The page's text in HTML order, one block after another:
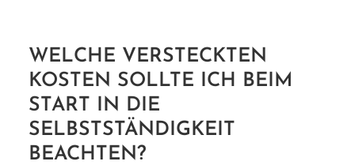
WELCHE VERSTECKTEN
KOSTEN SOLLTE ICH BEIM
START IN DIE
SELBSTSTÄNDIGKEIT
BEACHTEN?